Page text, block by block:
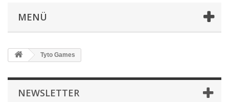
MENÜ
Tyto Games
NEWSLETTER